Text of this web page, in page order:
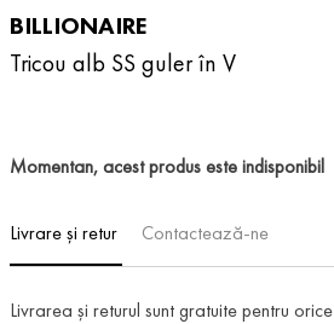
BILLIONAIRE
Tricou alb SS guler în V
Momentan, acest produs este indisponibil
Livrare și retur Contactează-ne
Livrarea și returul sunt gratuite pentru